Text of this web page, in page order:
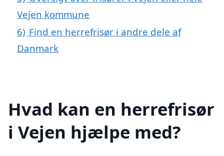
Vejen kommune
6) Find en herrefrisør i andre dele af
Danmark
Hvad kan en herrefrisør
i Vejen hjælpe med?